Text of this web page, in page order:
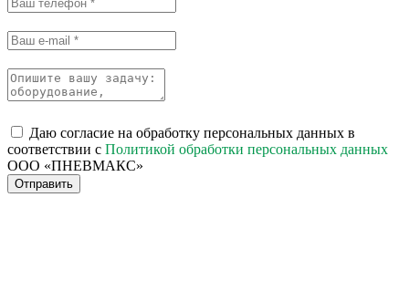
Даю согласие на обработку персональных данных в
соответствии с Политикой обработки персональных данных
ООО «ПНЕВМАКС»
Отправить